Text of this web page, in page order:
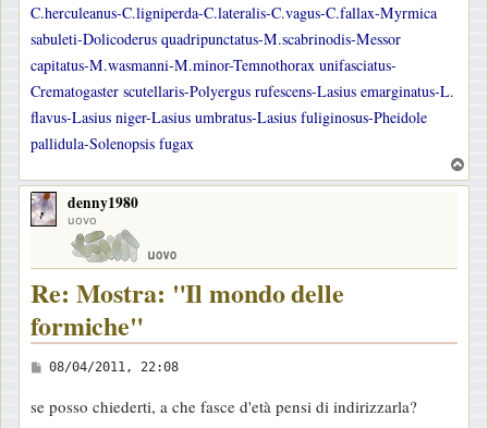
C.herculeanus-C.ligniperda-C.lateralis-C.vagus-C.fallax-Myrmica
sabuleti-Dolicoderus quadripunctatus-M.scabrinodis-Messor
capitatus-M.wasmanni-M.minor-Temnothorax unifasciatus-
Crematogaster scutellaris-Polyergus rufescens-Lasius emarginatus-L.
flavus-Lasius niger-Lasius umbratus-Lasius fuliginosus-Pheidole
pallidula-Solenopsis fugax
o
denny1980
uovo
Re: Mostra: "Il mondo delle
formiche"
M
s
08/04/2011, 22:08
se posso chiederti, a che fasce d'età pensi di indirizzarla?